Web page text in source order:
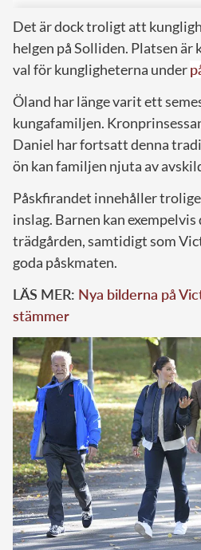
Det är dock troligt att
helgen på Solliden. Platsen
val för kungligheterna under
Öland har länge varit ett
kungafamiljen.
Daniel har fortsatt denna
ön kan familjen njuta av
Påskfirandet innehåller
inslag. Barnen kan exempelvis
trädgården, samtidigt som
goda påskmaten.
LÄS MER: Nya bilderna på
stämmer